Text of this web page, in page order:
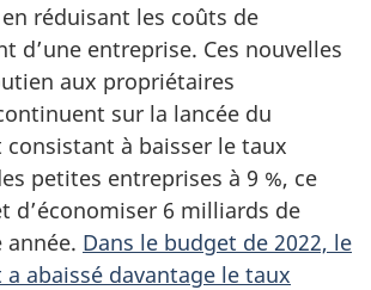
réduisant les coûts de
d’une entreprise. Ces nouvelles
aux propriétaires
sur la lancée du
à baisser le taux
petites entreprises à 9 %, ce
d’économiser 6 milliards de
année. Dans le budget de 2022, le
abaissé davantage le taux